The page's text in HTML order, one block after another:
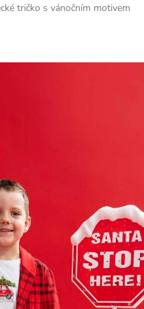
tričko s vánočním motivem